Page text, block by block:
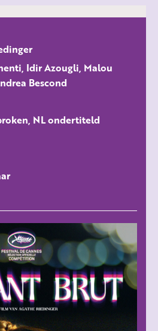
ALLE FILMS
Idir Azougli, Malou
Bescond
NL ondertiteld